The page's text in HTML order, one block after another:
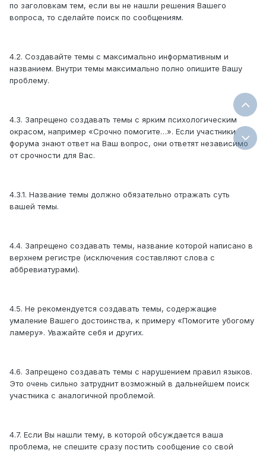
по заголовкам тем, если вы не нашли решения Вашего
вопроса, то сделайте поиск по сообщениям.
4.2. Создавайте темы с максимально информативным и
названием. Внутри темы максимально полно опишите Вашу
проблему.
4.3. Запрещено создавать темы с ярким психологическим
окрасом, например «Срочно помогите…». Если участники
форума знают ответ на Ваш вопрос, они ответят независимо
от срочности для Вас.
4.3.1. Название темы должно обязательно отражать суть
вашей темы.
4.4. Запрещено создавать темы, название которой написано в
верхнем регистре (исключения составляют слова с
аббревиатурами).
4.5. Не рекомендуется создавать темы, содержащие
умаление Вашего достоинства, к примеру «Помогите убогому
ламеру». Уважайте себя и других.
4.6. Запрещено создавать темы с нарушением правил языков.
Это очень сильно затруднит возможный в дальнейшем поиск
участника с аналогичной проблемой.
4.7. Если Вы нашли тему, в которой обсуждается ваша
проблема, не спешите сразу постить сообщение со свой